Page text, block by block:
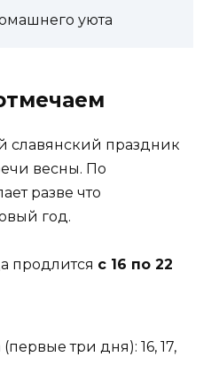
уюта
праздник
весны. По
разве что
год.
продлится с 16 по 22
(первые три дня): 16, 17,